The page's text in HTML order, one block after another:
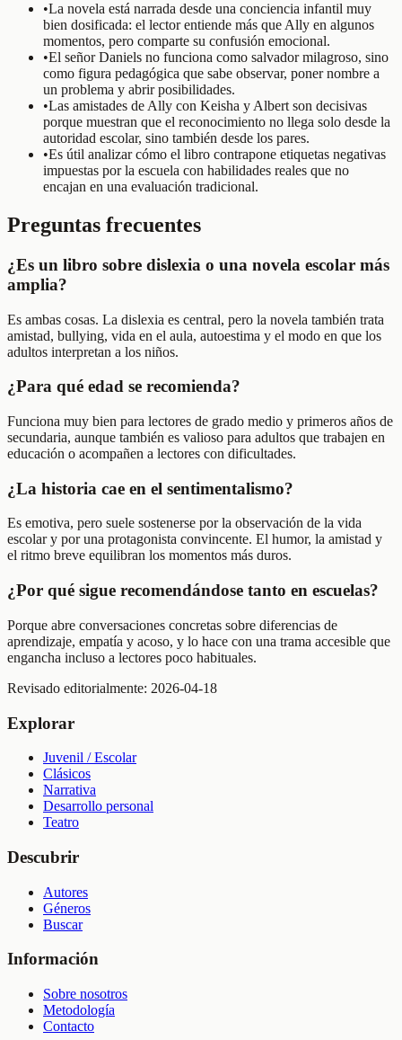
•La novela está narrada desde una conciencia infantil muy
bien dosificada: el lector entiende más que Ally en algunos
momentos, pero comparte su confusión emocional.
•El señor Daniels no funciona como salvador milagroso, sino
como figura pedagógica que sabe observar, poner nombre a
un problema y abrir posibilidades.
•Las amistades de Ally con Keisha y Albert son decisivas
porque muestran que el reconocimiento no llega solo desde la
autoridad escolar, sino también desde los pares.
•Es útil analizar cómo el libro contrapone etiquetas negativas
impuestas por la escuela con habilidades reales que no
encajan en una evaluación tradicional.
Preguntas frecuentes
¿Es un libro sobre dislexia o una novela escolar más
amplia?
Es ambas cosas. La dislexia es central, pero la novela también trata
amistad, bullying, vida en el aula, autoestima y el modo en que los
adultos interpretan a los niños.
¿Para qué edad se recomienda?
Funciona muy bien para lectores de grado medio y primeros años de
secundaria, aunque también es valioso para adultos que trabajen en
educación o acompañen a lectores con dificultades.
¿La historia cae en el sentimentalismo?
Es emotiva, pero suele sostenerse por la observación de la vida
escolar y por una protagonista convincente. El humor, la amistad y
el ritmo breve equilibran los momentos más duros.
¿Por qué sigue recomendándose tanto en escuelas?
Porque abre conversaciones concretas sobre diferencias de
aprendizaje, empatía y acoso, y lo hace con una trama accesible que
engancha incluso a lectores poco habituales.
Revisado editorialmente: 2026-04-18
Explorar
Juvenil / Escolar
Clásicos
Narrativa
Desarrollo personal
Teatro
Descubrir
Autores
Géneros
Buscar
Información
Sobre nosotros
Metodología
Contacto